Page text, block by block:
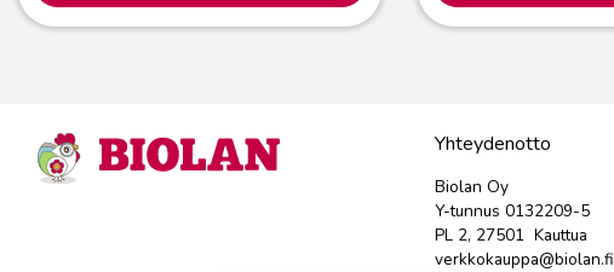
Yhteydenotto
Biolan Oy
Y-tunnus 0132209-5
PL 2, 27501 Kauttua
verkkokauppa@biolan.fi